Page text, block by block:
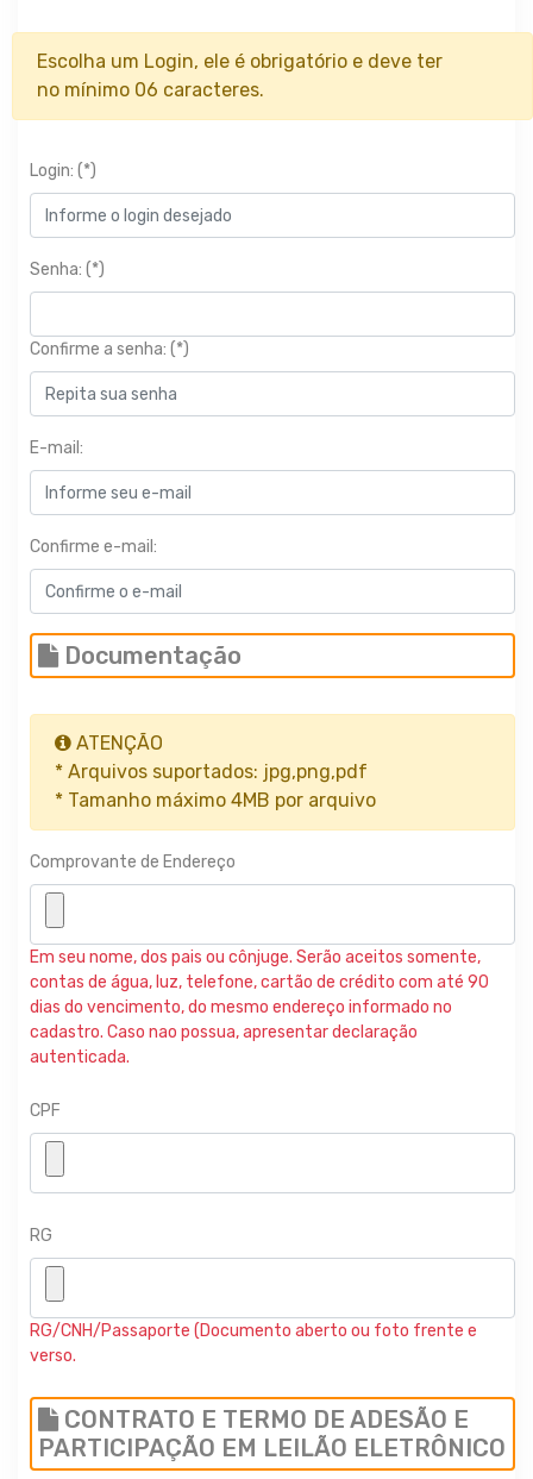
Escolha um Login, ele é obrigatório e deve ter
no mínimo 06 caracteres.
Login: (*)
Senha: (*)
Confirme a senha: (*)
E-mail:
Confirme e-mail:
Documentação
ATENÇÃO
* Arquivos suportados: jpg,png,pdf
* Tamanho máximo 4MB por arquivo
Comprovante de Endereço
Em seu nome, dos pais ou cônjuge. Serão aceitos somente,
contas de água, luz, telefone, cartão de crédito com até 90
dias do vencimento, do mesmo endereço informado no
cadastro. Caso nao possua, apresentar declaração
autenticada.
CPF
RG
RG/CNH/Passaporte (Documento aberto ou foto frente e
verso.
CONTRATO E TERMO DE ADESÃO E
PARTICIPAÇÃO EM LEILÃO ELETRÔNICO